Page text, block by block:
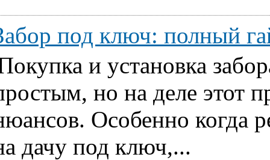
под ключ: полный
и установка
но на деле этот
Особенно когда
дачу под ключ,...